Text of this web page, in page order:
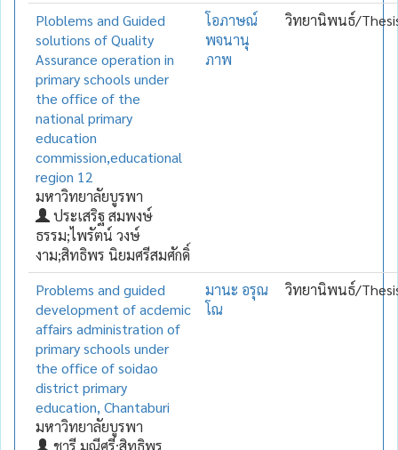
Ploblems and Guided
solutions of Quality
Assurance operation in
primary schools under
the office of the
national primary
education
commission,educational
region 12
มหาวิทยาลัยบูรพา
ประเสริฐ สมพงษ์
ธรรม;ไพรัตน์ วงษ์
งาม;สิทธิพร นิยมศรีสมศักดิ์
โอภาษณ์
พจนานุ
ภาพ
วิทยานิพนธ์/
Problems and guided
development of acdemic
affairs administration of
primary schools under
the office of soidao
district primary
education, Chantaburi
มหาวิทยาลัยบูรพา
ชารี มณีศรี;สิทธิพร
มานะ อรุณ
โณ
วิทยานิพนธ์/